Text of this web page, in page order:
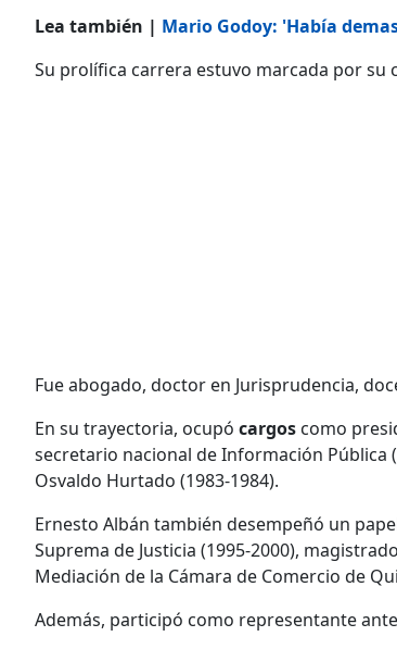
Lea también | Mario Godoy: 'Había
Su prolífica carrera estuvo marcada por
Fue abogado, doctor en Jurisprudencia,
En su trayectoria, ocupó cargos como
secretario nacional de Información Pública
Osvaldo Hurtado (1983-1984).
Ernesto Albán también desempeñó un
Suprema de Justicia (1995-2000),
Mediación de la Cámara de Comercio de
Además, participó como representante